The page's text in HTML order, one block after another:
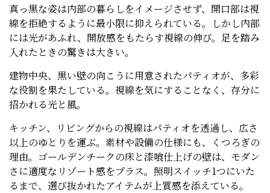
真っ黒な姿は内部の暮らしをイメージさせず、開口部は視
線を拒絶するように最小限に抑えられている。しかし内部
には光があふれ、開放感をもたらす視線の伸び。足を踏み
入れたときの驚きは大きい。
建物中央、黒い壁の向こうに用意されたパティオが、多彩
な役割を果たしている。視線を気にすることなく、存分に
招かれる光と風。
キッチン、リビングからの視線はパティオを透過し、広さ
以上のゆとりを運ぶ。素材や設備の仕様にも、くつろぎの
理由。ゴールデンチークの床と漆喰仕上げの壁は、モダン
さに適度なリゾート感をプラス。照明スイッチ1つにいた
るまで、選び抜かれたアイテムが上質感を添えている。